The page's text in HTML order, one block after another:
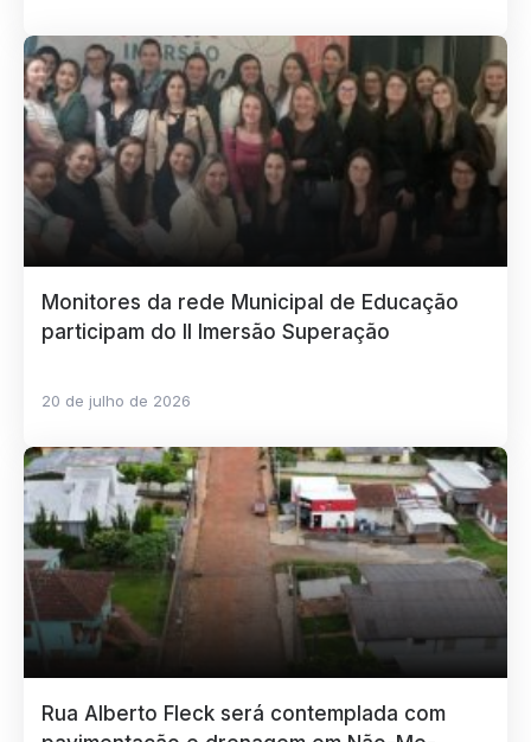
Monitores da rede Municipal de Educação
participam do II Imersão Superação
20 de julho de 2026
Rua Alberto Fleck será contemplada com